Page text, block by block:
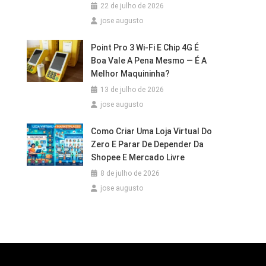
22 de julho de 2026
jose augusto
Point Pro 3 Wi‑Fi E Chip 4G É
Boa Vale A Pena Mesmo — É A
Melhor Maquininha?
13 de julho de 2026
jose augusto
Como Criar Uma Loja Virtual Do
Zero E Parar De Depender Da
Shopee E Mercado Livre
8 de julho de 2026
jose augusto